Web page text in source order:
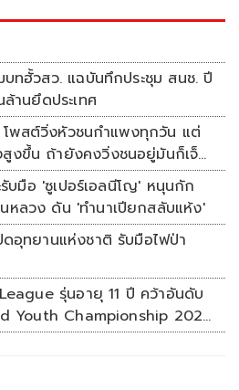
บทฮั้วสว. แฉบันทึกประชุม สนช. ปี
านยึดประเทศ
โพสต์วิ่งหัวชนกำแพงทุกวัน แต่
งขึ้น ถ้ายังคงวิ่งชนอยู่มันก็เจ็บ
รับมือ 'ซูเปอร์เอลนีโญ' หนุนกัก
หลวง ดัน 'ทำนาเปียกสลับแห้ง'
ดอุทยานแห่งชาติ รับมือไฟป่า
รุ่นอายุ 11 ปี คว้าอันดับ
Youth Championship 2026